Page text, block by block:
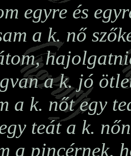
egyre és
a k. nő
a k. jó
a k. nőt egy
teát a k.
a pincérnek,